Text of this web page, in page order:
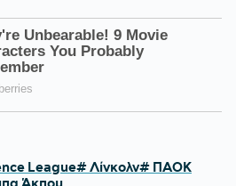
League# Λίνκολν# ΠΑΟΚ